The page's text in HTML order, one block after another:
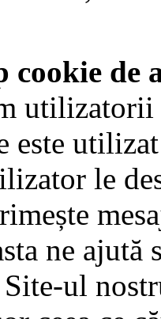
cookie de
este
le
ne ajută
ul